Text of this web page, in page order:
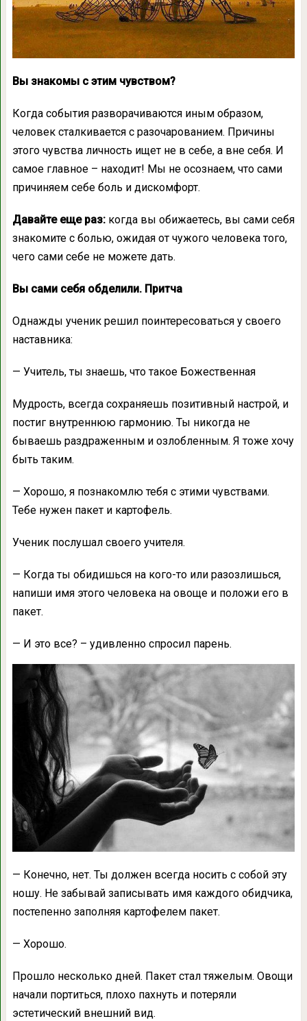
Вы знакомы с этим чувством?
Когда события разворачиваются иным образом,
человек сталкивается с разочарованием. Причины
этого чувства личность ищет не в себе, а вне себя. И
самое главное – находит! Мы не осознаем, что сами
причиняем себе боль и дискомфорт.
Давайте еще раз:когда вы обижаетесь, вы сами себя
знакомите с болью, ожидая от чужого человека того,
чего сами себе не можете дать.
Вы сами себя обделили. Притча
Однажды ученик решил поинтересоваться у своего
наставника:
— Учитель, ты знаешь, что такое Божественная
Мудрость, всегда сохраняешь позитивный настрой, и
постиг внутреннюю гармонию. Ты никогда не
бываешь раздраженным и озлобленным. Я тоже хочу
быть таким.
— Хорошо, я познакомлю тебя с этими чувствами.
Тебе нужен пакет и картофель.
Ученик послушал своего учителя.
— Когда ты обидишься на кого-то или разозлишься,
напиши имя этого человека на овоще и положи его в
пакет.
— И это все? – удивленно спросил парень.
— Конечно, нет. Ты должен всегда носить с собой эту
ношу. Не забывай записывать имя каждого обидчика,
постепенно заполняя картофелем пакет.
— Хорошо.
Прошло несколько дней. Пакет стал тяжелым. Овощи
начали портиться, плохо пахнуть и потеряли
эстетический внешний вид.